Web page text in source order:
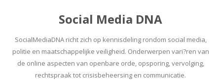
Social Media DNA
SocialMediaDNA richt zich op kennisdeling rondom social media,
politie en maatschappelijke veiligheid. Onderwerpen vari?ren van
de online aspecten van openbare orde, opsporing, vervolging,
rechtspraak tot crisisbeheersing en communicatie.